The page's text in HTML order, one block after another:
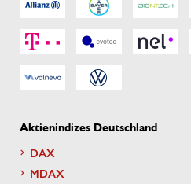
Aktienindizes Deutschland
DAX
MDAX